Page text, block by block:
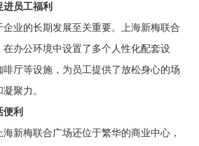
员工福利
业的长期发展至关重要。上海新梅联合
在办公环境中设置了多个人性化配套设
厅等设施，为员工提供了放松身心的场
聚力。
利
新梅联合广场还位于繁华的商业中心，